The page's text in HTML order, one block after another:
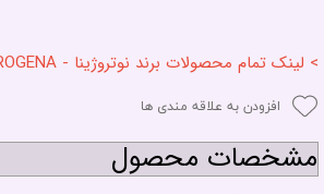
> لینک تمام محصولات برند نوتروژینا - NEUTROGENA درسایت <
افزودن به علاقه مندی ها
مشخصات محصول